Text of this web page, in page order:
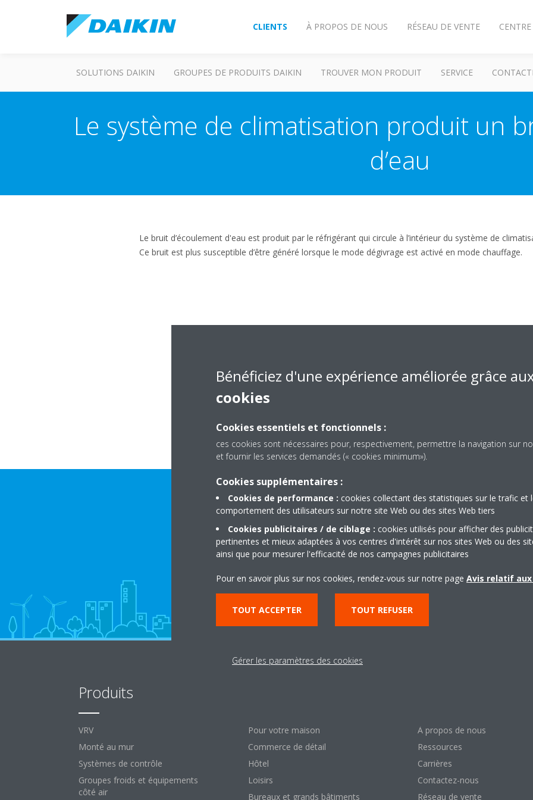
CLIENTS À PROPOS DE NOUS RÉSEAU DE VENTE
SOLUTIONS DAIKIN GROUPES DE PRODUITS DAIKIN TROUVER MON PRODUIT SERVICE
Le système de climatisation produit un
d’eau
Le bruit d’écoulement d'eau est produit par le réfrigérant qui circule à l’intérieur du système de
Ce bruit est plus susceptible d’être généré lorsque le mode dégivrage est activé en mode chauffage.
Besoin d'aide?
CONTACTEZ-NOUS
Produits
VRV
Monté au mur
Systèmes de contrôle
Groupes froids et équipements
côté air
Pour votre maison
Commerce de détail
Hôtel
Loisirs
Bureaux et grands bâtiments
À propos de nous
Ressources
Carrières
Contactez-nous
Réseau de vente
Bénéficiez d'une expérience améliorée grâce
cookies
Cookies essentiels et fonctionnels :
ces cookies sont nécessaires pour, respectivement, permettre la navigation sur
et fournir les services demandés (« cookies minimum»).
Cookies supplémentaires :
Cookies de performance : cookies collectant des statistiques sur le trafic et
comportement des utilisateurs sur notre site Web ou des sites Web tiers
Cookies publicitaires / de ciblage : cookies utilisés pour afficher des
pertinentes et mieux adaptées à vos centres d'intérêt sur nos sites Web ou des
ainsi que pour mesurer l'efficacité de nos campagnes publicitaires
Pour en savoir plus sur nos cookies, rendez-vous sur notre page Avis relatif
TOUT ACCEPTER TOUT REFUSER
Gérer les paramètres des cookies